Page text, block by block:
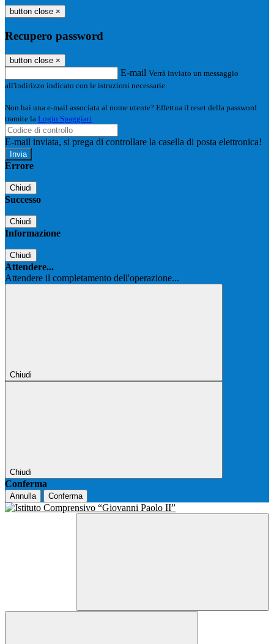
button close ×
Recupero password
button close ×
E-mail Verrà inviato un messaggio
all'indirizzo indicato con le istruzioni necessarie.
Non hai una e-mail associata al nome utente? Effettua il reset della password
tramite la Login Spaggiari
E-mail inviata, si prega di controllare la casella di posta elettronica!
Errore
Chiudi
Successo
Chiudi
Informazione
Chiudi
Attendere...
Attendere il completamento dell'operazione...
Chiudi
Chiudi
Conferma
Annulla Conferma